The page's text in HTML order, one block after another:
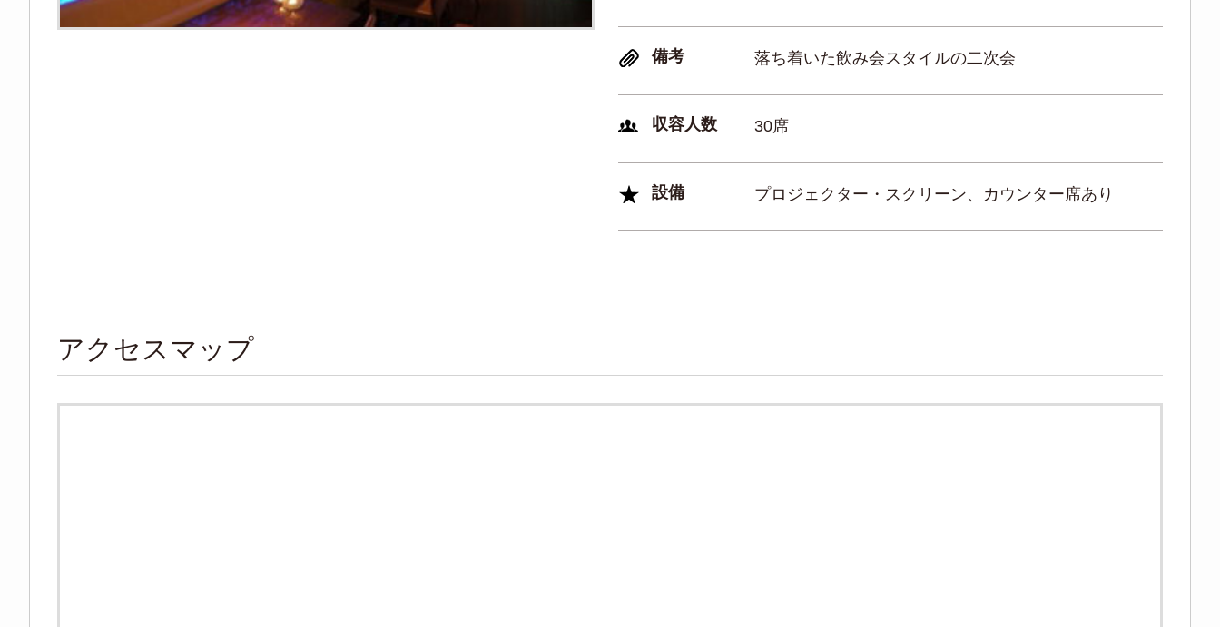
備考 落ち着いた飲み会スタイルの二次会
収容人数 30席
設備 プロジェクター・スクリーン、カウンター席あり
アクセスマップ